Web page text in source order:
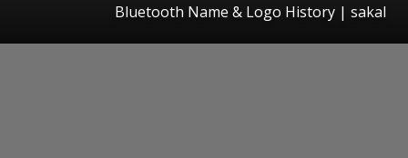
Bluetooth Name & Logo History | sakal